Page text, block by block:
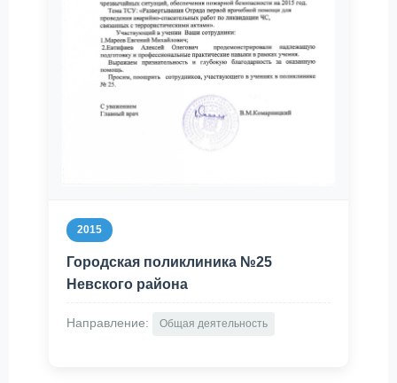
2015
Городская поликлиника №25
Невского района
Направление: Общая деятельность